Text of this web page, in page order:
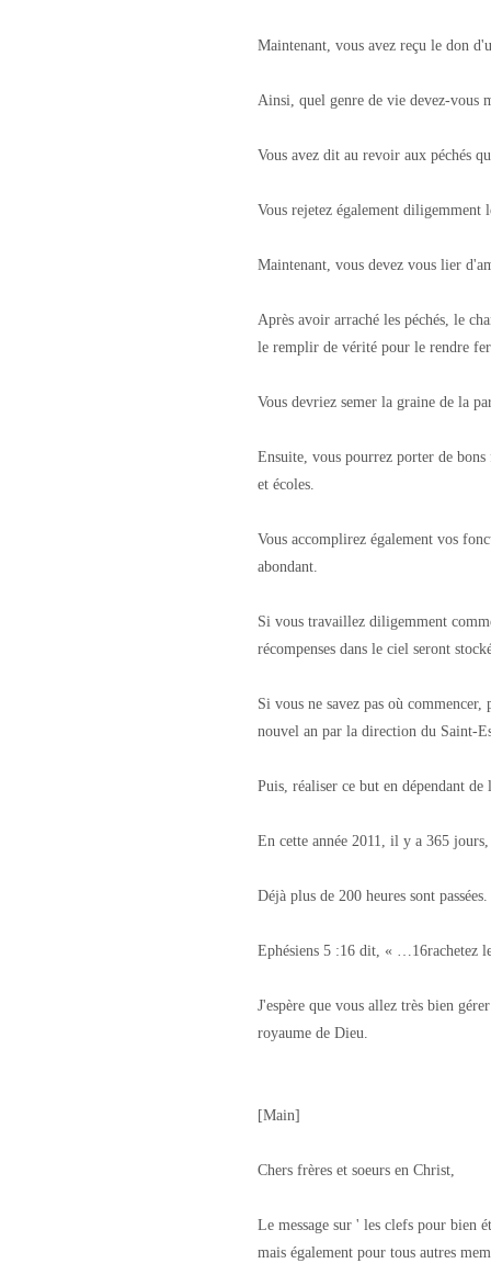
Maintenant, vous avez reçu le don
Ainsi, quel genre de vie devez-vous
Vous avez dit au revoir aux péchés
Vous rejetez également diligemment
Maintenant, vous devez vous lier
Après avoir arraché les péchés, le
le remplir de vérité pour le rendre
Vous devriez semer la graine de la
Ensuite, vous pourrez porter de
et écoles.
Vous accomplirez également vos
abondant.
Si vous travaillez diligemment
récompenses dans le ciel seront
Si vous ne savez pas où
nouvel an par la direction du Saint-
Puis, réaliser ce but en dépendant
En cette année 2011, il y a 365
Déjà plus de 200 heures sont passées.
Ephésiens 5 :16 dit, « …16rachetez
J'espère que vous allez très bien
royaume de Dieu.
[Main]
Chers frères et soeurs en Christ,
Le message sur ' les clefs pour bien
mais également pour tous autres